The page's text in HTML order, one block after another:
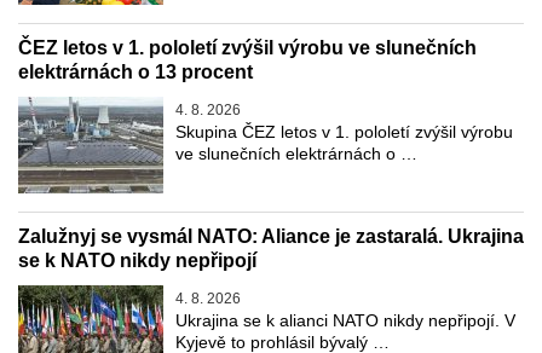
ČEZ letos v 1. pololetí zvýšil výrobu ve slunečních
elektrárnách o 13 procent
4. 8. 2026
Skupina ČEZ letos v 1. pololetí zvýšil výrobu
ve slunečních elektrárnách o …
Zalužnyj se vysmál NATO: Aliance je zastaralá. Ukrajina
se k NATO nikdy nepřipojí
4. 8. 2026
Ukrajina se k alianci NATO nikdy nepřipojí. V
Kyjevě to prohlásil bývalý …